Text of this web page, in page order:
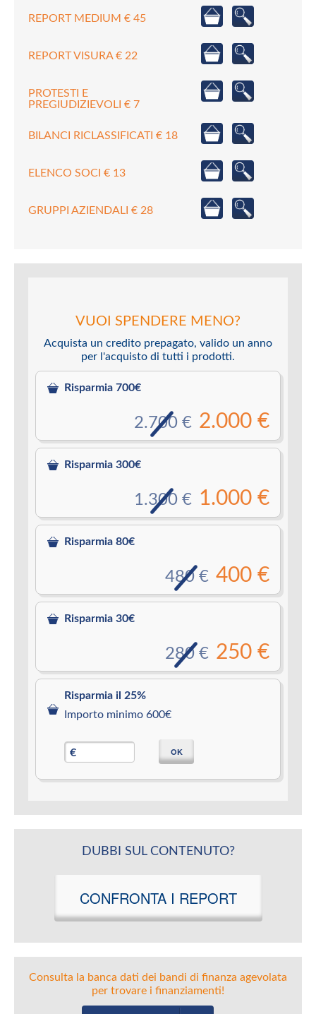
REPORT MEDIUM € 45
REPORT VISURA € 22
PROTESTI E
PREGIUDIZIEVOLI € 7
BILANCI RICLASSIFICATI € 18
ELENCO SOCI € 13
GRUPPI AZIENDALI € 28
VUOI SPENDERE MENO?
Acquista un credito prepagato, valido un anno
per l'acquisto di tutti i prodotti.
Risparmia 700€
2.000 €
2.700 €
Risparmia 300€
1.000 €
1.300 €
Risparmia 80€
400 €
480 €
Risparmia 30€
250 €
280 €
Risparmia il 25%
Importo minimo 600€
€ OK
DUBBI SUL CONTENUTO?
CONFRONTA I REPORT
Consulta la banca dati dei bandi di finanza agevolata
per trovare i finanziamenti!